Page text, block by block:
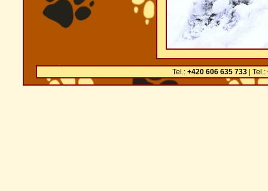
Tel.: +420 606 635 733 | Tel.: